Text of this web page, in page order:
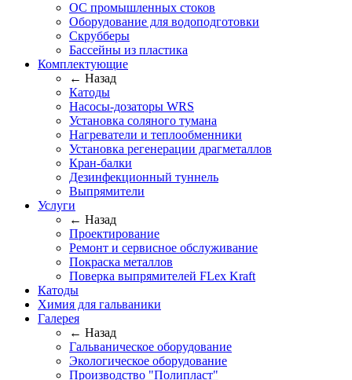
ОС промышленных стоков
Оборудование для водоподготовки
Скрубберы
Бассейны из пластика
Комплектующие
← Назад
Катоды
Насосы-дозаторы WRS
Установка соляного тумана
Нагреватели и теплообменники
Установка регенерации драгметаллов
Кран-балки
Дезинфекционный туннель
Выпрямители
Услуги
← Назад
Проектирование
Ремонт и сервисное обслуживание
Покраска металлов
Поверка выпрямителей FLex Kraft
Катоды
Химия для гальваники
Галерея
← Назад
Гальваническое оборудование
Экологическое оборудование
Производство "Полипласт"